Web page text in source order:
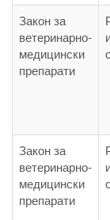
Закон за
ветеринарно-
медицински
препарати
Закон за
ветеринарно-
медицински
препарати